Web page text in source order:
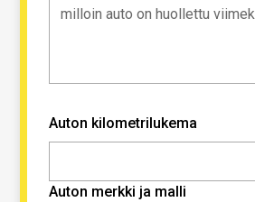
Auton kilometrilukema
Auton merkki ja malli